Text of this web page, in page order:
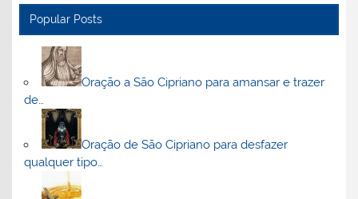
Popular Posts
Oração a São Cipriano para amansar e trazer
de…
Oração de São Cipriano para desfazer
qualquer tipo…